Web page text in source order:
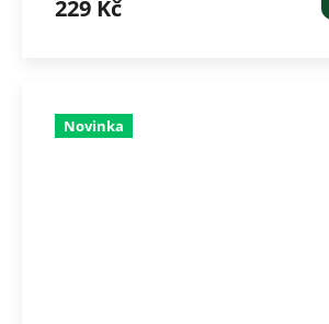
229 Kč
Novinka